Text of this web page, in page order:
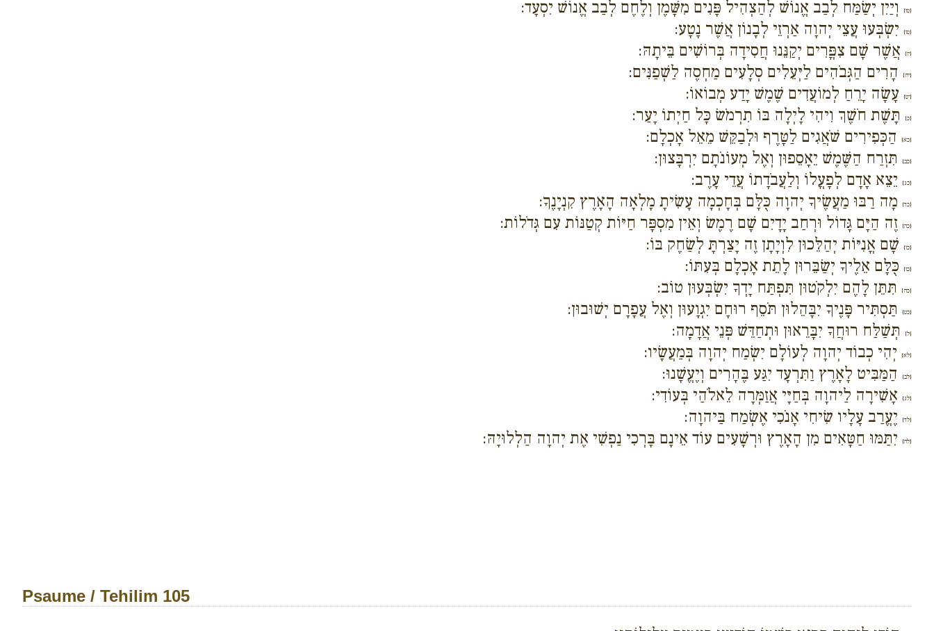
{טו} וְיַיִן יְשַׂמַּח לְבַב אֱנוֹשׁ לְהַצְהִיל פָּנִים מִשָּׁמֶן וְלֶחֶם לְבַב אֱנוֹשׁ יִסְעָד:
{טז} יִשְׂבְּעוּ עֲצֵי יְהוָה אַרְזֵי לְבָנוֹן אֲשֶׁר נָטָע:
{יז} אֲשֶׁר שָׁם צִפֳּרִים יְקַנֵּנוּ חֲסִידָה בְּרוֹשִׁים בֵּיתָהּ:
{יח} הָרִים הַגְּבֹהִים לַיְּעֵלִים סְלָעִים מַחְסֶה לַשְׁפַנִּים:
{יט} עָשָׂה יָרֵחַ לְמוֹעֲדִים שֶׁמֶשׁ יָדַע מְבוֹאוֹ:
{כ} תָּשֶׁת חֹשֶׁךְ וִיהִי לָיְלָה בּוֹ תִרְמֹשׂ כָּל חַיְתוֹ יָעַר:
{כא} הַכְּפִירִים שֹׁאֲגִים לַטָּרֶף וּלְבַקֵּשׁ מֵאֵל אָכְלָם:
{כב} תִּזְרַח הַשֶּׁמֶשׁ יֵאָסֵפוּן וְאֶל מְעוֹנֹתָם יִרְבָּצוּן:
{כג} יֵצֵא אָדָם לְפָעֳלוֹ וְלַעֲבֹדָתוֹ עֲדֵי עָרֶב:
{כד} מָה רַבּוּ מַעֲשֶׂיךָ יְהוָה כֻּלָּם בְּחָכְמָה עָשִׂיתָ מָלְאָה הָאָרֶץ קִנְיָנֶךָ:
{כה} זֶה הַיָּם גָּדוֹל וּרְחַב יָדָיִם שָׁם רֶמֶשׂ וְאֵין מִסְפָּר חַיּוֹת קְטַנּוֹת עִם גְּדֹלוֹת:
{כו} שָׁם אֳנִיּוֹת יְהַלֵּכוּן לִוְיָתָן זֶה יָצַרְתָּ לְשַׂחֶק בּוֹ:
{כז} כֻּלָּם אֵלֶיךָ יְשַׂבֵּרוּן לָתֵת אָכְלָם בְּעִתּוֹ:
{כח} תִּתֵּן לָהֶם יִלְקֹטוּן תִּפְתַּח יָדְךָ יִשְׂבְּעוּן טוֹב:
{כט} תַּסְתִּיר פָּנֶיךָ יִבָּהֵלוּן תֹּסֵף רוּחָם יִגְוָעוּן וְאֶל עֲפָרָם יְשׁוּבוּן:
{ל} תְּשַׁלַּח רוּחֲךָ יִבָּרֵאוּן וּתְחַדֵּשׁ פְּנֵי אֲדָמָה:
{לא} יְהִי כְבוֹד יְהוָה לְעוֹלָם יִשְׂמַח יְהוָה בְּמַעֲשָׂיו:
{לב} הַמַּבִּיט לָאָרֶץ וַתִּרְעָד יִגַּע בֶּהָרִים וְיֶעֱשָׁנוּ:
{לג} אָשִׁירָה לַיהוָה בְּחַיָּי אֲזַמְּרָה לֵאלֹהַי בְּעוֹדִי:
{לד} יֶעֱרַב עָלָיו שִׂיחִי אָנֹכִי אֶשְׂמַח בַּיהוָה:
{לה} יִתַּמּוּ חַטָּאִים מִן הָאָרֶץ וּרְשָׁעִים עוֹד אֵינָם בָּרְכִי נַפְשִׁי אֶת יְהוָה הַלְלוּיָהּ:
Psaume / Tehilim 105